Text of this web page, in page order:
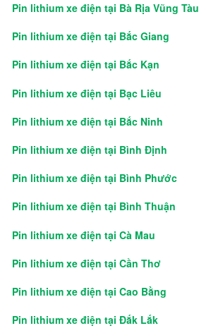
Pin lithium xe điện tại Bà Rịa Vũng Tàu
Pin lithium xe điện tại Bắc Giang
Pin lithium xe điện tại Bắc Kạn
Pin lithium xe điện tại Bạc Liêu
Pin lithium xe điện tại Bắc Ninh
Pin lithium xe điện tại Bình Định
Pin lithium xe điện tại Bình Phước
Pin lithium xe điện tại Bình Thuận
Pin lithium xe điện tại Cà Mau
Pin lithium xe điện tại Cần Thơ
Pin lithium xe điện tại Cao Bằng
Pin lithium xe điện tại Đắk Lắk